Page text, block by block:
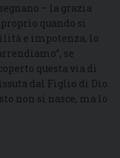
– la grazia
quando si
e impotenza, lo
se
questa via di
dal Figlio di Dio.
non si nasce, ma lo